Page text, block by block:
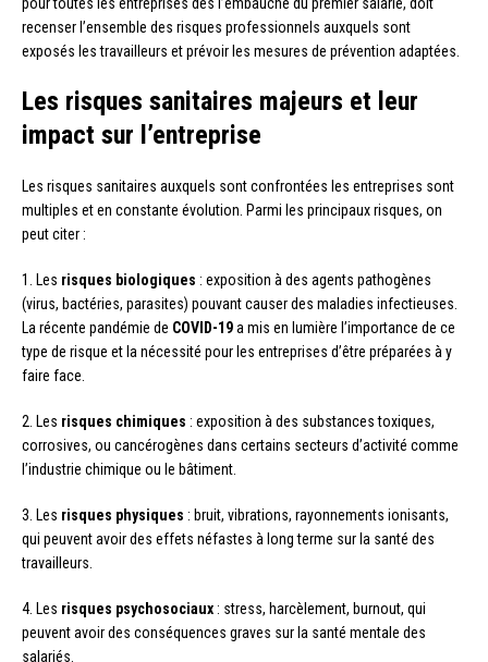
recenser l’ensemble des risques professionnels auxquels sont
exposés les travailleurs et prévoir les mesures de prévention adaptées.
Les risques sanitaires majeurs et leur
impact sur l’entreprise
Les risques sanitaires auxquels sont confrontées les entreprises sont
multiples et en constante évolution. Parmi les principaux risques, on
peut citer :
1. Les risques biologiques : exposition à des agents pathogènes
(virus, bactéries, parasites) pouvant causer des maladies infectieuses.
La récente pandémie de COVID-19a mis en lumière l’importance de ce
type de risque et la nécessité pour les entreprises d’être préparées à y
faire face.
2. Les risques chimiques : exposition à des substances toxiques,
corrosives, ou cancérogènes dans certains secteurs d’activité comme
l’industrie chimique ou le bâtiment.
3. Les risques physiques : bruit, vibrations, rayonnements ionisants,
qui peuvent avoir des effets néfastes à long terme sur la santé des
travailleurs.
4. Les risques psychosociaux : stress, harcèlement, burnout, qui
peuvent avoir des conséquences graves sur la santé mentale des
salariés.